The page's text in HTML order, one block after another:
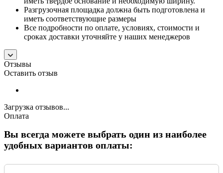
Разгрузочная площадка должна быть подготовлена и
иметь соответствующие размеры
Все подробности по оплате, условиях, стоимости и
сроках доставки уточняйте у наших менеджеров
Отзывы
Оставить отзыв
Загрузка отзывов...
Оплата
Вы всегда можете выбрать один из наиболее
удобных вариантов оплаты: